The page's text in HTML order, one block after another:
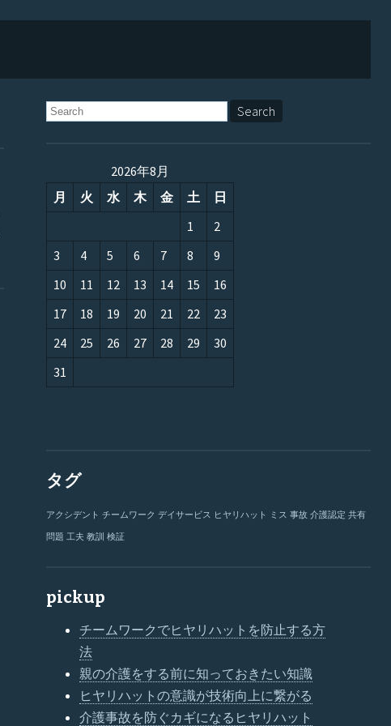
2026年8月
月
火 水 木 金 土
日
1
2
3
4 5 6 7 8
9
10
11 12 13 14 15
16
17
18 19 20 21 22
23
24
25 26 27 28 29
30
31
タグ
アクシデント チームワーク デイサービス ヒヤリハット ミス 事故 介護認定 共有
問題 工夫 教訓 検証
pickup
チームワークでヒヤリハットを防止する方
法
親の介護をする前に知っておきたい知識
ヒヤリハットの意識が技術向上に繋がる
介護事故を防ぐカギになるヒヤリハット